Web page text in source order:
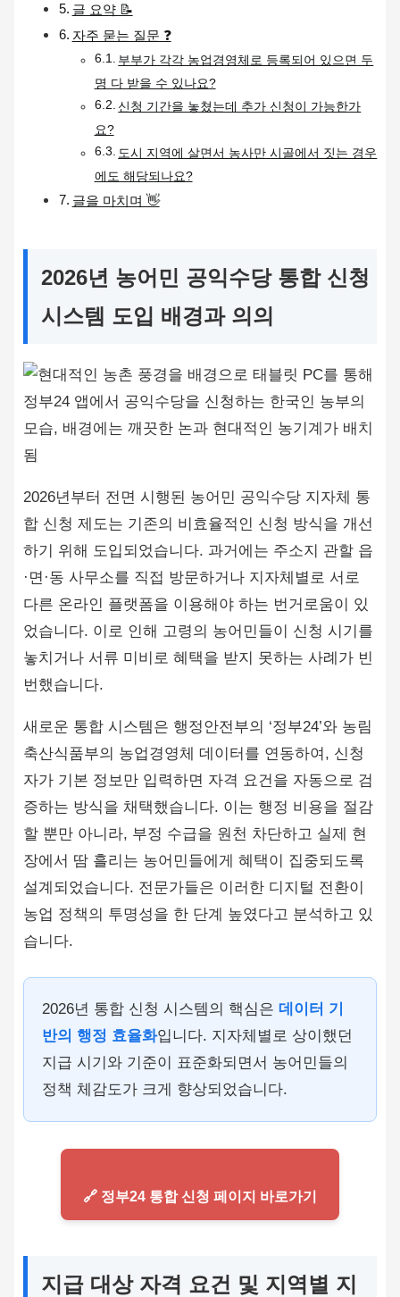
글 요약 📝
자주 묻는 질문 ❓
부부가 각각 농업경영체로 등록되어 있으면 두
명 다 받을 수 있나요?
신청 기간을 놓쳤는데 추가 신청이 가능한가
요?
도시 지역에 살면서 농사만 시골에서 짓는 경우
에도 해당되나요?
글을 마치며 👋
2026년 농어민 공익수당 통합 신청
시스템 도입 배경과 의의
2026년부터 전면 시행된 농어민 공익수당 지자체 통
합 신청 제도는 기존의 비효율적인 신청 방식을 개선
하기 위해 도입되었습니다. 과거에는 주소지 관할 읍
·면·동 사무소를 직접 방문하거나 지자체별로 서로
다른 온라인 플랫폼을 이용해야 하는 번거로움이 있
었습니다. 이로 인해 고령의 농어민들이 신청 시기를
놓치거나 서류 미비로 혜택을 받지 못하는 사례가 빈
번했습니다.
새로운 통합 시스템은 행정안전부의 ‘정부24’와 농림
축산식품부의 농업경영체 데이터를 연동하여, 신청
자가 기본 정보만 입력하면 자격 요건을 자동으로 검
증하는 방식을 채택했습니다. 이는 행정 비용을 절감
할 뿐만 아니라, 부정 수급을 원천 차단하고 실제 현
장에서 땀 흘리는 농어민들에게 혜택이 집중되도록
설계되었습니다. 전문가들은 이러한 디지털 전환이
농업 정책의 투명성을 한 단계 높였다고 분석하고 있
습니다.
2026년 통합 신청 시스템의 핵심은 데이터 기
반의 행정 효율화입니다. 지자체별로 상이했던
지급 시기와 기준이 표준화되면서 농어민들의
정책 체감도가 크게 향상되었습니다.
🔗 정부24 통합 신청 페이지 바로가기
지급 대상 자격 요건 및 지역별 지